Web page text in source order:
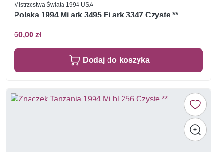
Mistrzostwa Świata 1994 USA
Polska 1994 Mi ark 3495 Fi ark 3347 Czyste **
60,00 zł
Dodaj do koszyka